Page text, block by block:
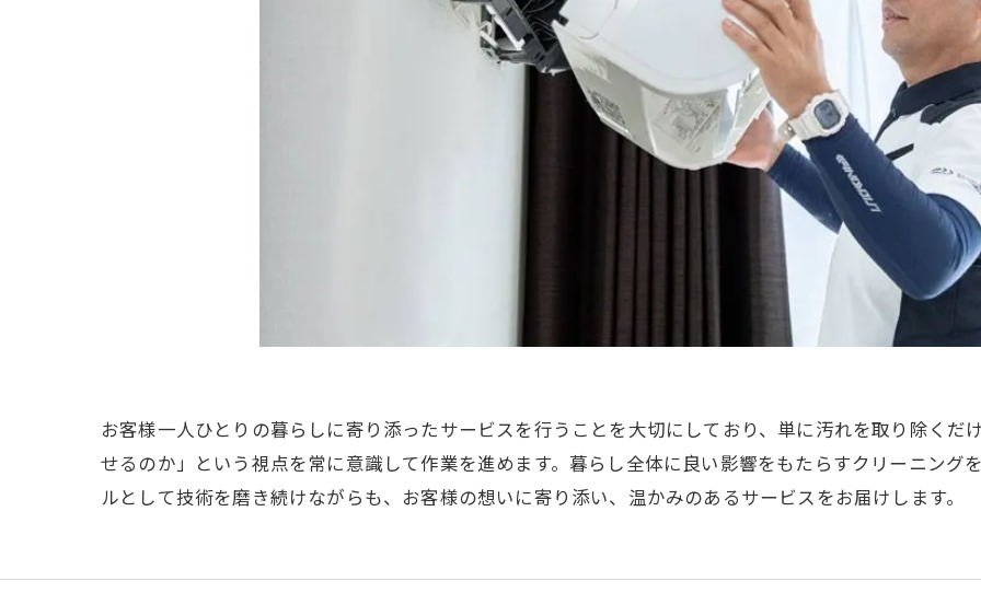
お客様一人ひとりの暮らしに寄り添ったサービスを行うことを大切にしており、単に汚れを取り除くだ
せるのか」という視点を常に意識して作業を進めます。暮らし全体に良い影響をもたらすクリーニング
ルとして技術を磨き続けながらも、お客様の想いに寄り添い、温かみのあるサービスをお届けします。